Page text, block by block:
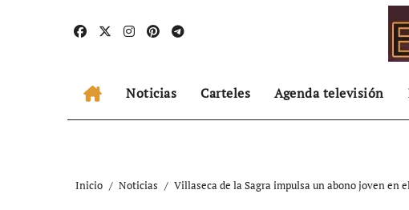
Noticias Carteles Agenda televisión
Inicio Noticias Villaseca de la Sagra impulsa un abono joven en